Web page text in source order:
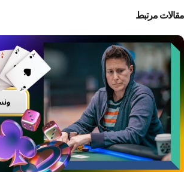
مقالات مرتبط